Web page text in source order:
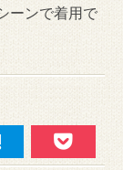
ーンで着用で